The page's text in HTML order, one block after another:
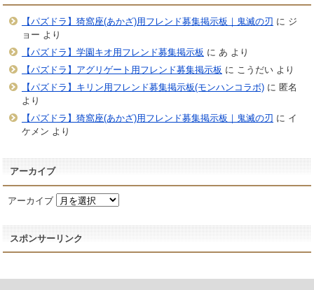
【パズドラ】猗窩座(あかざ)用フレンド募集掲示板｜鬼滅の刃 に ジ
ョー より
【パズドラ】学園キオ用フレンド募集掲示板 に あ より
【パズドラ】アグリゲート用フレンド募集掲示板 に こうだいより
【パズドラ】キリン用フレンド募集掲示板(モンハンコラボ)に 匿名
より
【パズドラ】猗窩座(あかざ)用フレンド募集掲示板｜鬼滅の刃 に イ
ケメン より
アーカイブ
アーカイブ
スポンサーリンク